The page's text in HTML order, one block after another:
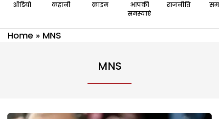
ऑडियो कहानी क्राइम
आपकी
समस्याएं
राजनीति
Home » MNS
MNS